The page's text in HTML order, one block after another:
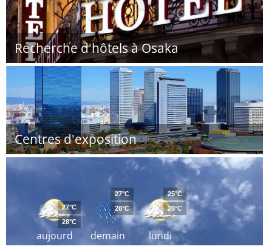
Recherche d'hôtels à Osaka
Centres d'exposition
aujourd
´hui
27°C
28°C
demain
27°C
28°C
lundi
25°C
28°C